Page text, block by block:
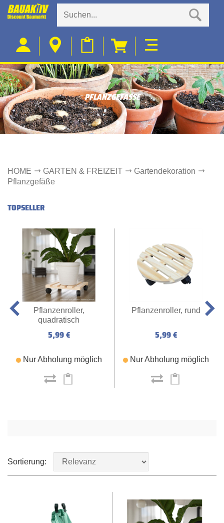
PFLANZGEFÄSSE
HOME GARTEN & FREIZEIT
Gartendekoration
Pflanzgefäße
TOPSELLER
Pflanzenroller,
quadratisch
5,99 €
Nur Abholung möglich
Pflanzenroller, rund
5,99 €
Nur Abholung möglich
Sortierung: